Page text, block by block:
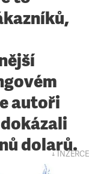
autoři
dolarů.
↓ INZERCE